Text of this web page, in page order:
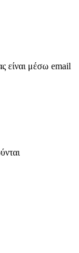
είναι μέσω email